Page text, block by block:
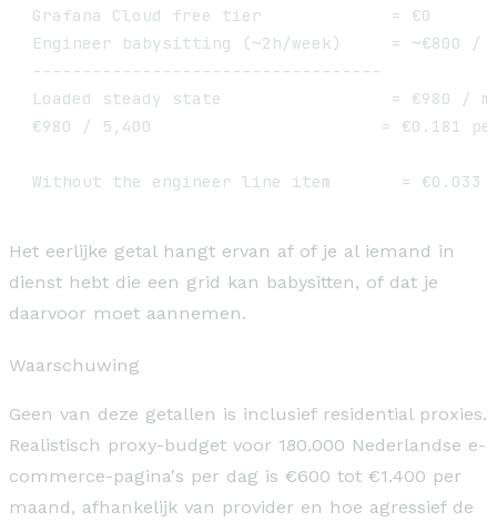
Grafana Cloud free tier             = €0
Engineer babysitting (~2h/week)     = ~€800 /
-----------------------------------
Loaded steady state                 = €980 /
€980 / 5,400                       = €0.181 per
Het eerlijke getal hangt ervan af of je al iemand in
dienst hebt die een grid kan babysitten, of dat je
daarvoor moet aannemen.
Waarschuwing
Geen van deze getallen is inclusief residential proxies.
Realistisch proxy-budget voor 180.000 Nederlandse e-
commerce-pagina's per dag is €600 tot €1.400 per
maand, afhankelijk van provider en hoe agressief de